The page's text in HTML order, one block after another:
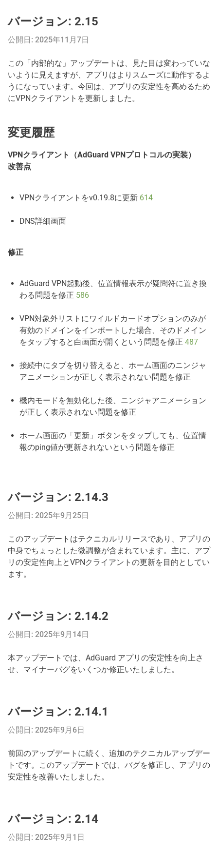
バージョン: 2.15
公開日: 2025年11月7日
この「内部的な」アップデートは、見た目は変わっていな
いように見えますが、アプリはよりスムーズに動作するよ
うになっています。今回は、アプリの安定性を高めるため
にVPNクライアントを更新しました。
変更履歴
VPNクライアント（AdGuard VPNプロトコルの実装）
改善点
VPNクライアントをv0.19.8に更新 614
DNS詳細画面
修正
AdGuard VPN起動後、位置情報表示が疑問符に置き換
わる問題を修正 586
VPN対象外リストにワイルドカードオプションのみが
有効のドメインをインポートした場合、そのドメイン
をタップすると白画面が開くという問題を修正 487
接続中にタブを切り替えると、ホーム画面のニンジャ
アニメーションが正しく表示されない問題を修正
機内モードを無効化した後、ニンジャアニメーション
が正しく表示されない問題を修正
ホーム画面の「更新」ボタンをタップしても、位置情
報のping値が更新されないという問題を修正
バージョン: 2.14.3
公開日: 2025年9月25日
このアップデートはテクニカルリリースであり、アプリの
中身でちょっとした微調整が含まれています。主に、アプ
リの安定性向上とVPNクライアントの更新を目的としてい
ます。
バージョン: 2.14.2
公開日: 2025年9月14日
本アップデートでは、AdGuard アプリの安定性を向上さ
せ、マイナーバグをいくつか修正いたしました。
バージョン: 2.14.1
公開日: 2025年9月6日
前回のアップデートに続く、追加のテクニカルアップデー
トです。このアップデートでは、バグを修正し、アプリの
安定性を改善いたしました。
バージョン: 2.14
公開日: 2025年9月1日